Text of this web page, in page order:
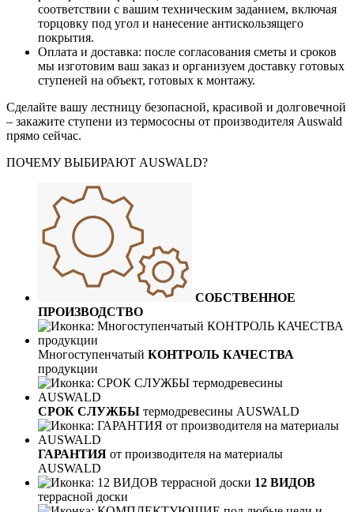
соответствии с вашим техническим заданием, включая
торцовку под угол и нанесение антискользящего
покрытия.
Оплата и доставка: после согласования сметы и сроков
мы изготовим ваш заказ и организуем доставку готовых
ступеней на объект, готовых к монтажу.
Сделайте вашу лестницу безопасной, красивой и долговечной
– закажите ступени из термососны от производителя Auswald
прямо сейчас.
ПОЧЕМУ ВЫБИРАЮТ AUSWALD?
СОБСТВЕННОЕ
ПРОИЗВОДСТВО
Многоступенчатый КОНТРОЛЬ КАЧЕСТВА
продукции
СРОК СЛУЖБЫ термодревесины AUSWALD
ГАРАНТИЯ от производителя на материалы
AUSWALD
12 ВИДОВ
террасной доски